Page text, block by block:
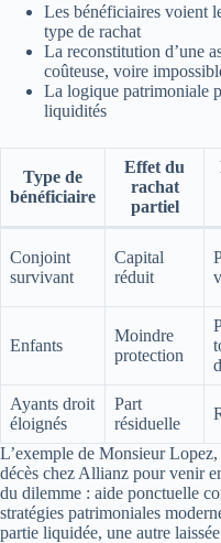
Les bénéficiaires voient
type de rachat
La reconstitution d’une
coûteuse, voire
La logique patrimoniale
liquidités
Type de
bénéficiaire
Effet du
rachat
partiel
Conjoint
survivant
Capital
réduit
Enfants
Moindre
protection
Ayants droit
éloignés
Part
résiduelle
L’exemple de Monsieur Lopez,
décès chez Allianz pour venir
du dilemme : aide ponctuelle
stratégies patrimoniales
partie liquidée, une autre